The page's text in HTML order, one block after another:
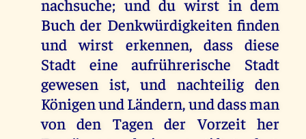
nachsuche; und du wirst in dem
Buch der Denkwürdigkeitenfinden
und wirst erkennen, dassdiese
Stadt
eine aufrührerische
Stadt
gewesen ist, und nachteiligden
KönigenundLändern,unddassman
von den Tagen der Vorzeither